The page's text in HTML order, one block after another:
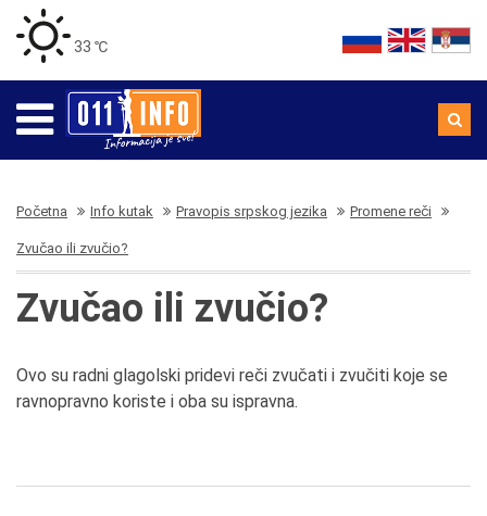
33 ℃
Početna Info kutak Pravopis srpskog jezika Promene reči
Zvučao ili zvučio?
Zvučao ili zvučio?
Ovo su radni glagolski pridevi reči zvučati i zvučiti koje se
ravnopravno koriste i oba su ispravna.